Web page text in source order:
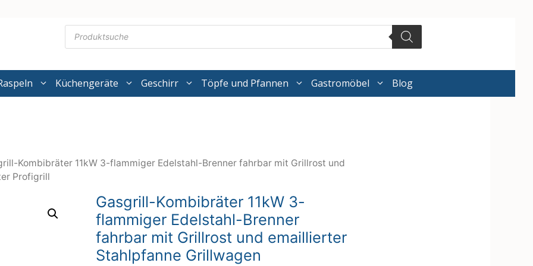
Products
search
Küchengeräte Geschirr Töpfe und Pfannen Gastromöbel Blog
Kombibräter 11kW 3-flammiger Edelstahl-Brenner fahrbar mit Grillrost und
Profigrill
Gasgrill-Kombibräter 11kW 3-
flammiger Edelstahl-Brenner
fahrbar mit Grillrost und emaillierter
Stahlpfanne Grillwagen